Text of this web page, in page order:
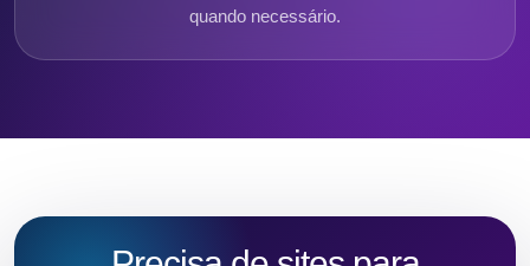
quando necessário.